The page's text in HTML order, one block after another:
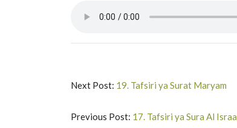
Next Post: 19. Tafsiri ya Surat Maryam
Previous Post: 17. Tafsiri ya Sura Al